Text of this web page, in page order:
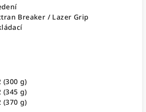
Breaker / Lazer Grip
(300 g)
(345 g)
(370 g)